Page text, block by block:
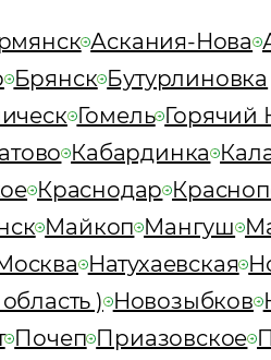
Аскания-Нова
Брянск Бутурлиновка
Гомель Горячий
Кабардинка
Краснодар
Майкоп Мангуш
Натухаевская
) Новозыбков
Почеп Приазовское